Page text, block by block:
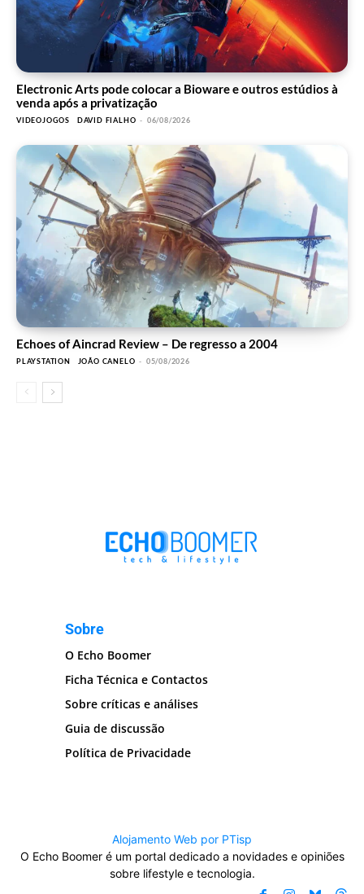
Electronic Arts pode colocar a Bioware e outros estúdios à
venda após a privatização
VIDEOJOGOS DAVID FIALHO - 06/08/2026
Echoes of Aincrad Review – De regresso a 2004
PLAYSTATION JOÃO CANELO - 05/08/2026
Sobre
O Echo Boomer
Ficha Técnica e Contactos
Sobre críticas e análises
Guia de discussão
Política de Privacidade
Alojamento Web por PTisp
O Echo Boomer é um portal dedicado a novidades e opiniões
sobre lifestyle e tecnologia.